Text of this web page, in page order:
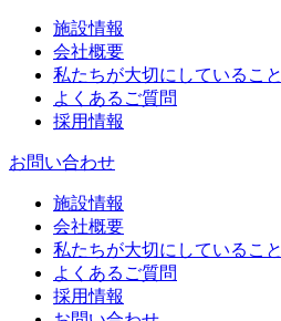
施設情報
会社概要
私たちが大切にしていること
よくあるご質問
採用情報
お問い合わせ
施設情報
会社概要
私たちが大切にしていること
よくあるご質問
採用情報